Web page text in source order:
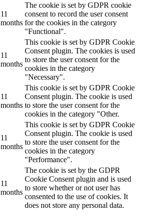
11
months
The cookie is set by GDPR cookie
consent to record the user consent
for the cookies in the category
"Functional".
11
months
This cookie is set by GDPR Cookie
Consent plugin. The cookies is used
to store the user consent for the
cookies in the category
"Necessary".
11
months
This cookie is set by GDPR Cookie
Consent plugin. The cookie is used
to store the user consent for the
cookies in the category "Other.
11
months
This cookie is set by GDPR Cookie
Consent plugin. The cookie is used
to store the user consent for the
cookies in the category
"Performance".
11
months
The cookie is set by the GDPR
Cookie Consent plugin and is used
to store whether or not user has
consented to the use of cookies. It
does not store any personal data.